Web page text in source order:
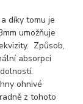
díky tomu je
umožňuje
Způsob,
absorpci
ohnivé
z tohoto